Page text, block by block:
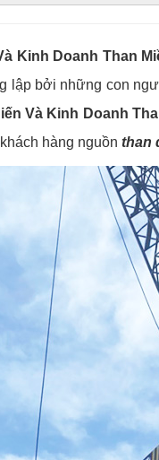
Kinh Doanh Than
lập bởi những con
Và Kinh Doanh
hàng nguồn than